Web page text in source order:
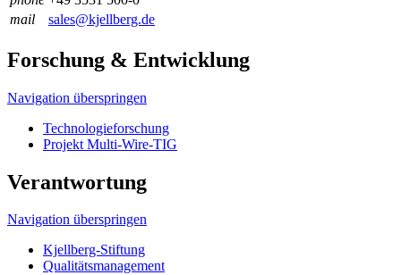
mail
sales@kjellberg.de
Forschung & Entwicklung
Navigation überspringen
Technologieforschung
Projekt Multi-Wire-TIG
Verantwortung
Navigation überspringen
Kjellberg-Stiftung
Qualitäts­management